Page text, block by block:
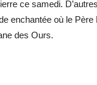
ce samedi.
enchantée où le
des Ours.